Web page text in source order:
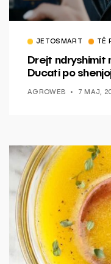
JETOSMART TË
Drejt ndryshimit
Ducati po
AGROWEB 7 MAJ,